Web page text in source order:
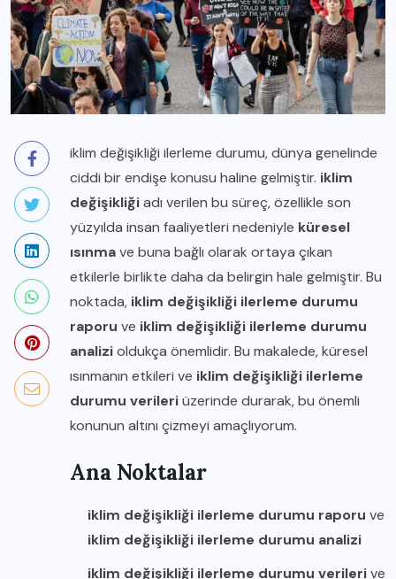
iklim değişikliği ilerleme durumu, dünya genelinde
ciddi bir endişe konusu haline gelmiştir. iklim
değişikliğiadı verilen bu süreç, özellikle son
yüzyılda insan faaliyetleri nedeniyle küresel
ısınmave buna bağlı olarak ortaya çıkan
etkilerle birlikte daha da belirgin hale gelmiştir. Bu
noktada, iklim değişikliği ilerleme durumu
raporu ve iklim değişikliği ilerleme durumu
analizioldukça önemlidir. Bu makalede, küresel
ısınmanın etkileri ve iklim değişikliği ilerleme
durumu verileriüzerinde durarak, bu önemli
konunun altını çizmeyi amaçlıyorum.
Ana Noktalar
iklim değişikliği ilerleme durumu raporu ve
iklim değişikliği ilerleme durumu analizi
iklim değişikliği ilerleme durumu verilerive